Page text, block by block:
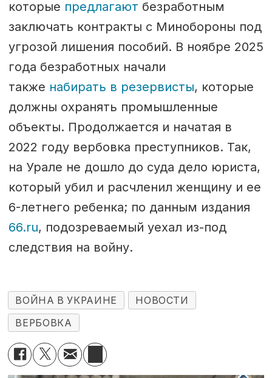
которые предлагают безработным
заключать контракты с Минобороны под
угрозой лишения пособий. В ноябре 2025
года безработных начали
также набирать в резервисты, которые
должны охранять промышленные
объекты. Продолжается и начатая в
2022 году вербовка преступников. Так,
на Урале не дошло до суда дело юриста,
который убил и расчленил женщину и ее
6-летнего ребенка; по данным издания
66.ru, подозреваемый уехал из-под
следствия на войну.
ВОЙНА В УКРАИНЕ
НОВОСТИ
ВЕРБОВКА